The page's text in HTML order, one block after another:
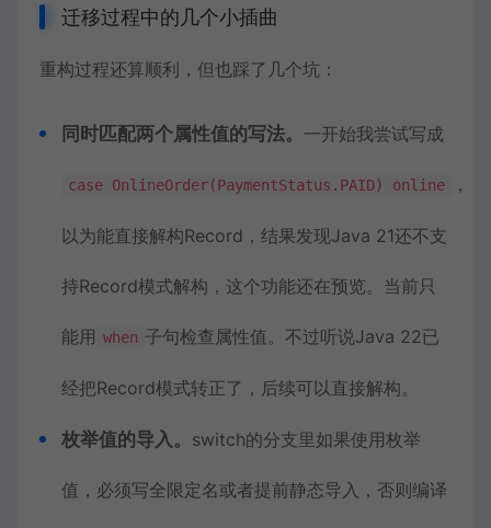
迁移过程中的几个小插曲
重构过程还算顺利，但也踩了几个坑：
同时匹配两个属性值的写法。 一开始我尝试写成
case OnlineOrder(PaymentStatus.PAID) online ，
以为能直接解构Record，结果发现Java 21还不支
持Record模式解构，这个功能还在预览。当前只
能用 when 子句检查属性值。不过听说Java 22已
经把Record模式转正了，后续可以直接解构。
枚举值的导入。 switch的分支里如果使用枚举
值，必须写全限定名或者提前静态导入，否则编译